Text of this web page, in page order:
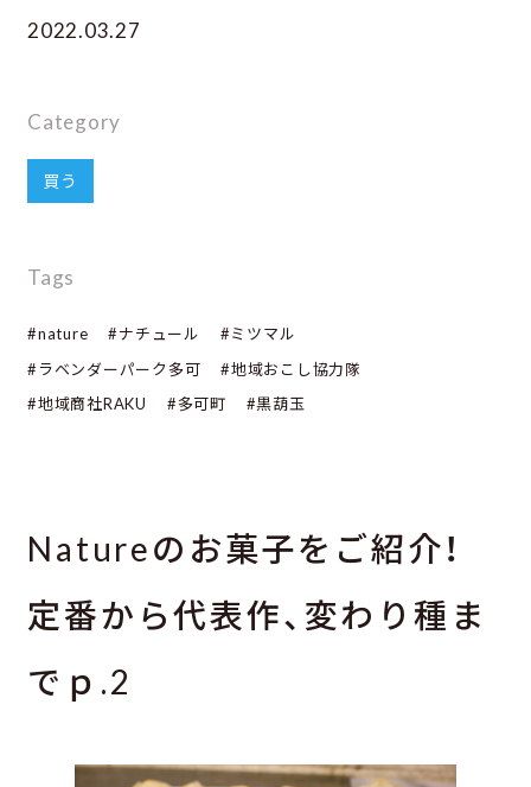
2022.03.27
Category
買う
Tags
#nature #ナチュール
#ミツマル
#ラベンダーパーク多可
#地域おこし協力隊
#地域商社RAKU
#多可町 #黒葫玉
Natureのお菓子をご紹介！
定番から代表作、変わり種ま
でｐ.2